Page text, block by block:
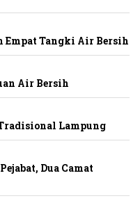
Empat Tangki Air Bersih
Air Bersih
Lampung
Dua Camat